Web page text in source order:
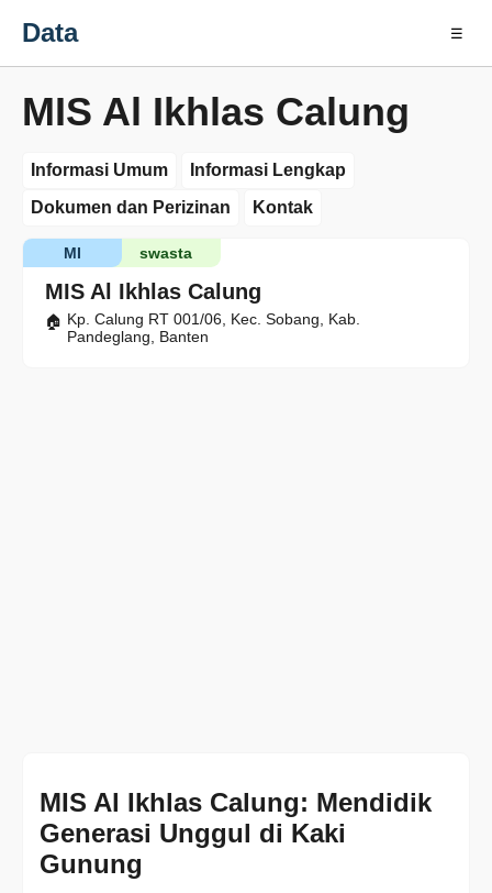
Data ☰
MIS Al Ikhlas Calung
Informasi Umum
Informasi Lengkap
Dokumen dan Perizinan
Kontak
MIS Al Ikhlas Calung
swasta
MI
Kp. Calung RT 001/06, Kec. Sobang, Kab.
Pandeglang, Banten
MIS Al Ikhlas Calung: Mendidik
Generasi Unggul di Kaki
Gunung